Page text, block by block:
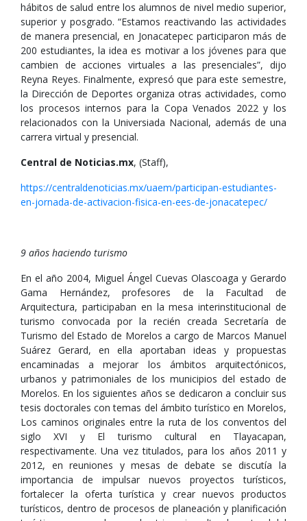
hábitos de salud entre los alumnos de nivel medio superior,
superior y posgrado. “Estamos reactivando las actividades
de manera presencial, en Jonacatepec participaron más de
200 estudiantes, la idea es motivar a los jóvenes para que
cambien de acciones virtuales a las presenciales”, dijo
Reyna Reyes. Finalmente, expresó que para este semestre,
la Dirección de Deportes organiza otras actividades, como
los procesos internos para la Copa Venados 2022 y los
relacionados con la Universiada Nacional, además de una
carrera virtual y presencial.
Central de Noticias.mx, (Staff),
https://centraldenoticias.mx/uaem/participan-estudiantes-
en-jornada-de-activacion-fisica-en-ees-de-jonacatepec/
9 años haciendo turismo
En el año 2004, Miguel Ángel Cuevas Olascoaga y Gerardo
Gama Hernández, profesores de la Facultad de
Arquitectura, participaban en la mesa interinstitucional de
turismo convocada por la recién creada Secretaría de
Turismo del Estado de Morelos a cargo de Marcos Manuel
Suárez Gerard, en ella aportaban ideas y propuestas
encaminadas a mejorar los ámbitos arquitectónicos,
urbanos y patrimoniales de los municipios del estado de
Morelos. En los siguientes años se dedicaron a concluir sus
tesis doctorales con temas del ámbito turístico en Morelos,
Los caminos originales entre la ruta de los conventos del
siglo XVI y El turismo cultural en Tlayacapan,
respectivamente. Una vez titulados, para los años 2011 y
2012, en reuniones y mesas de debate se discutía la
importancia de impulsar nuevos proyectos turísticos,
fortalecer la oferta turística y crear nuevos productos
turísticos, dentro de procesos de planeación y planificación